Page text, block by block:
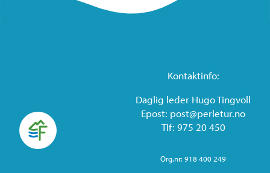
Kontaktinfo:
Daglig leder Hugo Tingvoll
Epost: post@perletur.no
Tlf: 975 20 450
Org.nr: 918 400 249